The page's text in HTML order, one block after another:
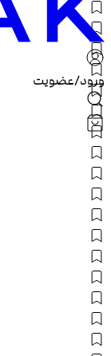
ورود/عضویت